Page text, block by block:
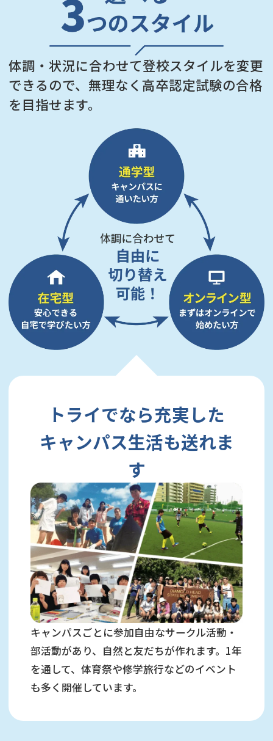
体調・状況に合わせて登校スタイルを変更
できるので、無理なく高卒認定試験の合格
を目指せます。
トライでなら充実した
キャンパス生活も送れま
す
キャンパスごとに参加自由なサークル活動・
部活動があり、自然と友だちが作れます。1年
を通して、体育祭や修学旅行などのイベント
も多く開催しています。